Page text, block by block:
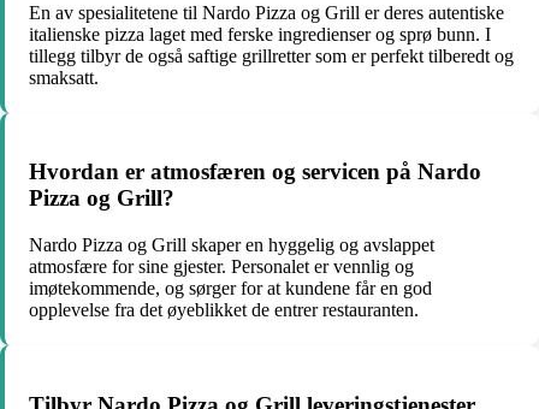
En av spesialitetene til Nardo Pizza og Grill er deres autentiske
italienske pizza laget med ferske ingredienser og sprø bunn. I
tillegg tilbyr de også saftige grillretter som er perfekt tilberedt og
smaksatt.
Hvordan er atmosfæren og servicen på Nardo
Pizza og Grill?
Nardo Pizza og Grill skaper en hyggelig og avslappet
atmosfære for sine gjester. Personalet er vennlig og
imøtekommende, og sørger for at kundene får en god
opplevelse fra det øyeblikket de entrer restauranten.